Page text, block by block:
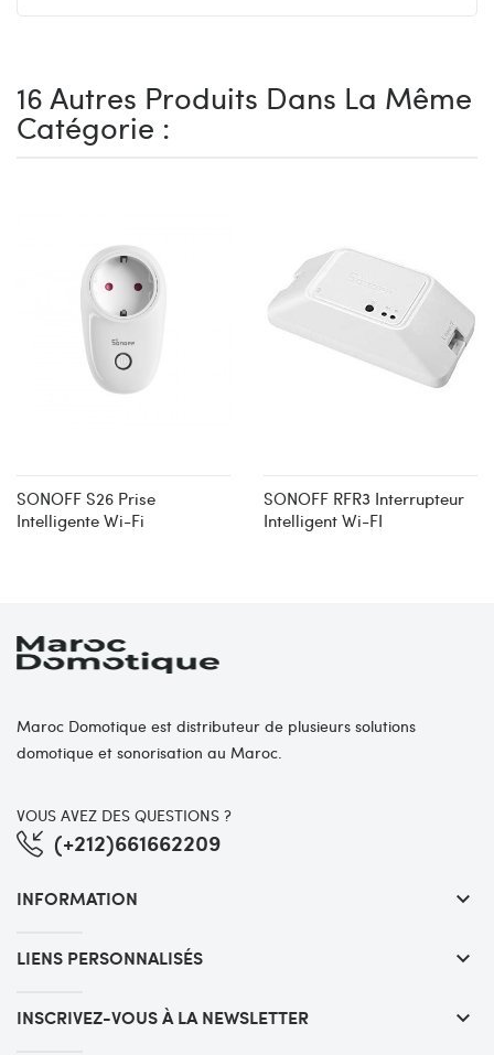
16 Autres Produits Dans La Même
Catégorie :
SONOFF S26 Prise
Intelligente Wi-Fi
SONOFF RFR3 Interrupteur
Intelligent Wi-FI
Maroc Domotique est distributeur de plusieurs solutions
domotique et sonorisation au Maroc.
VOUS AVEZ DES QUESTIONS ?
(+212)661662209
INFORMATION keyboard_arrow_down
LIENS PERSONNALISÉS keyboard_arrow_down
INSCRIVEZ-VOUS À LA NEWSLETTER keyboard_arrow_down